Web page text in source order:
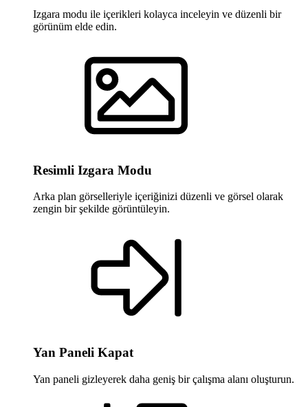
Izgara modu ile içerikleri kolayca inceleyin ve düzenli bir
görünüm elde edin.
Resimli Izgara Modu
Arka plan görselleriyle içeriğinizi düzenli ve görsel olarak
zengin bir şekilde görüntüleyin.
Yan Paneli Kapat
Yan paneli gizleyerek daha geniş bir çalışma alanı oluşturun.